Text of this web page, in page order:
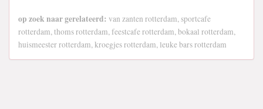
op zoek naar gerelateerd: van zanten rotterdam, sportcafe
rotterdam, thoms rotterdam, feestcafe rotterdam, bokaal rotterdam,
huismeester rotterdam, kroegjes rotterdam, leuke bars rotterdam